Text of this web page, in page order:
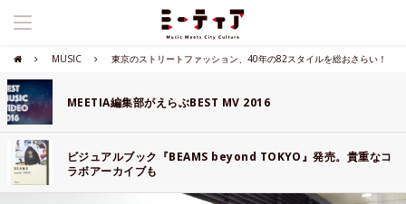
MUSIC 東京のストリートファッション、40年の82スタイルを総おさらい！
MEETIA編集部がえらぶBEST MV 2016
ビジュアルブック『BEAMS beyond TOKYO』発売。貴重なコ
ラボアーカイブも